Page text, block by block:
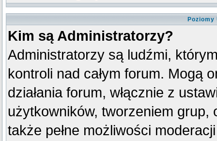
Kim są Administratorzy?
Administratorzy są ludźmi,
kontroli nad całym forum. Mogą
działania forum, włącznie z
użytkowników, tworzeniem grup,
także pełne możliwości